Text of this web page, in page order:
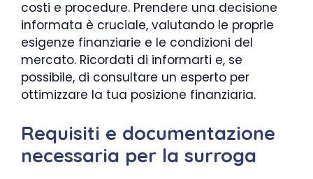
costi e procedure. Prendere una decisione
informata è cruciale, valutando le proprie
esigenze finanziarie e le condizioni del
mercato. Ricordati di informarti e, se
possibile, di consultare un esperto per
ottimizzare la tua posizione finanziaria.
Requisiti e documentazione
necessaria per la surroga